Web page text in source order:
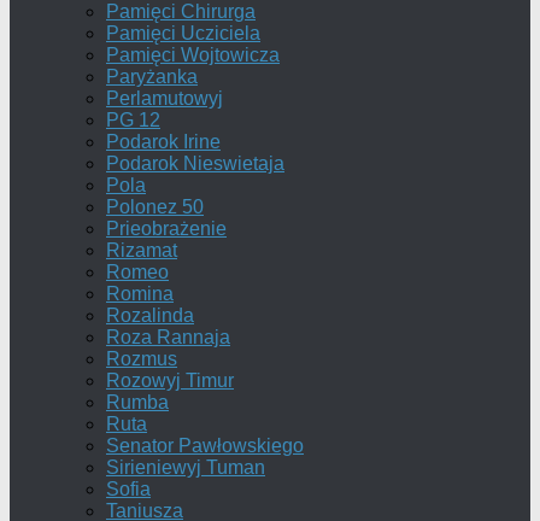
Pamięci Chirurga
Pamięci Ucziciela
Pamięci Wojtowicza
Paryżanka
Perlamutowyj
PG 12
Podarok Irine
Podarok Nieswietaja
Pola
Polonez 50
Prieobrażenie
Rizamat
Romeo
Romina
Rozalinda
Roza Rannaja
Rozmus
Rozowyj Timur
Rumba
Ruta
Senator Pawłowskiego
Sirieniewyj Tuman
Sofia
Taniusza